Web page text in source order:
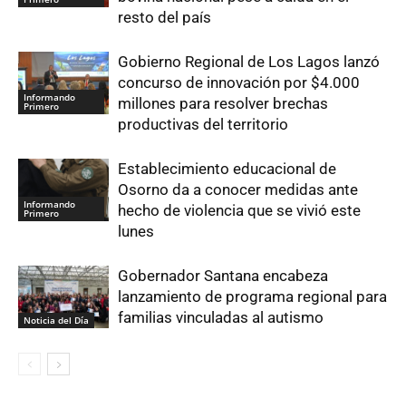
resto del país
Informando
Primero
Gobierno Regional de Los Lagos lanzó
concurso de innovación por $4.000
millones para resolver brechas
productivas del territorio
Informando
Primero
Establecimiento educacional de
Osorno da a conocer medidas ante
hecho de violencia que se vivió este
lunes
Noticia del Día
Gobernador Santana encabeza
lanzamiento de programa regional para
familias vinculadas al autismo